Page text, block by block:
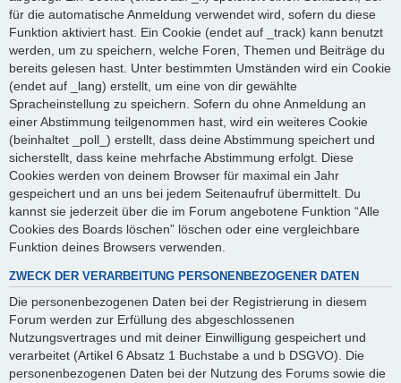
für die automatische Anmeldung verwendet wird, sofern du diese
Funktion aktiviert hast. Ein Cookie (endet auf _track) kann benutzt
werden, um zu speichern, welche Foren, Themen und Beiträge du
bereits gelesen hast. Unter bestimmten Umständen wird ein Cookie
(endet auf _lang) erstellt, um eine von dir gewählte
Spracheinstellung zu speichern. Sofern du ohne Anmeldung an
einer Abstimmung teilgenommen hast, wird ein weiteres Cookie
(beinhaltet _poll_) erstellt, dass deine Abstimmung speichert und
sicherstellt, dass keine mehrfache Abstimmung erfolgt. Diese
Cookies werden von deinem Browser für maximal ein Jahr
gespeichert und an uns bei jedem Seitenaufruf übermittelt. Du
kannst sie jederzeit über die im Forum angebotene Funktion “Alle
Cookies des Boards löschen” löschen oder eine vergleichbare
Funktion deines Browsers verwenden.
ZWECK DER VERARBEITUNG PERSONENBEZOGENER DATEN
Die personenbezogenen Daten bei der Registrierung in diesem
Forum werden zur Erfüllung des abgeschlossenen
Nutzungsvertrages und mit deiner Einwilligung gespeichert und
verarbeitet (Artikel 6 Absatz 1 Buchstabe a und b DSGVO). Die
personenbezogenen Daten bei der Nutzung des Forums sowie die